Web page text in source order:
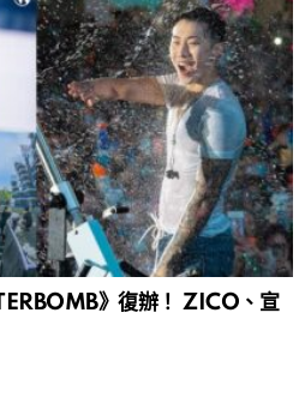
》復辦！ ZICO、宣